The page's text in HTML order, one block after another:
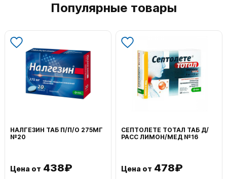
Популярные товары
НАЛГЕЗИН ТАБ П/П/О 275МГ
№20
Цена от 438₽
СЕПТОЛЕТЕ ТОТАЛ ТАБ Д/
РАСС ЛИМОН/МЕД №16
Цена от 478₽